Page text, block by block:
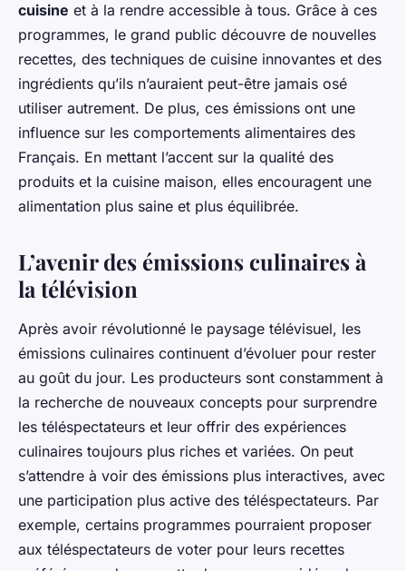
cuisine et à la rendre accessible à tous. Grâce à ces
programmes, le grand public découvre de nouvelles
recettes, des techniques de cuisine innovantes et des
ingrédients qu’ils n’auraient peut-être jamais osé
utiliser autrement. De plus, ces émissions ont une
influence sur les comportements alimentaires des
Français. En mettant l’accent sur la qualité des
produits et la cuisine maison, elles encouragent une
alimentation plus saine et plus équilibrée.
L’avenir des émissions culinaires à
la télévision
Après avoir révolutionné le paysage télévisuel, les
émissions culinaires continuent d’évoluer pour rester
au goût du jour. Les producteurs sont constamment à
la recherche de nouveaux concepts pour surprendre
les téléspectateurs et leur offrir des expériences
culinaires toujours plus riches et variées. On peut
s’attendre à voir des émissions plus interactives, avec
une participation plus active des téléspectateurs. Par
exemple, certains programmes pourraient proposer
aux téléspectateurs de voter pour leurs recettes